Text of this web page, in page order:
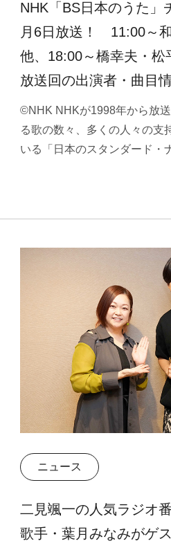
NHK「BS日本のうた」
月6日放送！ 11:00～
他、18:00～橋幸夫・
放送回の出演者・曲目
©NHK NHKが1998年から放
る歌の数々、多くの人々の支
いる「日本のスタンダード・
ニュース
二見颯一の人気ラジオ
歌手・葉月みなみがゲ